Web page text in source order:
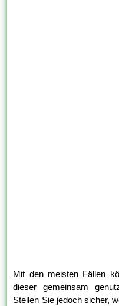
Mit den meisten Fällen
dieser gemeinsam
Stellen Sie jedoch sicher,